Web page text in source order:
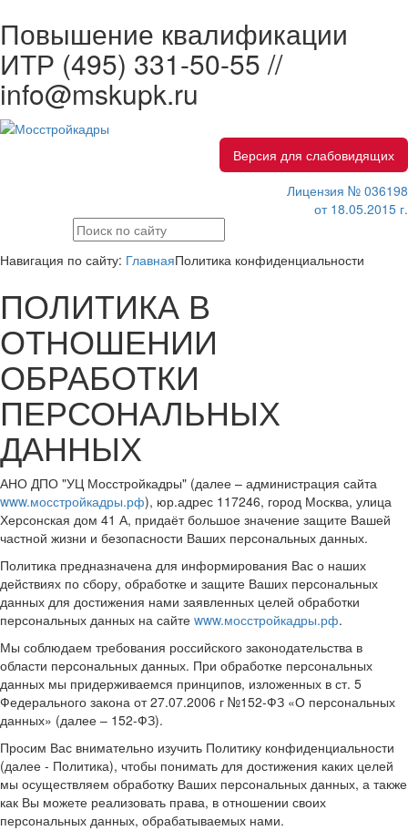
Повышение квалификации
ИТР (495) 331-50-55 //
info@mskupk.ru
Версия для слабовидящих
Лицензия № 036198
от 18.05.2015 г.
Навигация по сайту: ГлавнаяПолитика конфиденциальности
ПОЛИТИКА В
ОТНОШЕНИИ
ОБРАБОТКИ
ПЕРСОНАЛЬНЫХ
ДАННЫХ
АНО ДПО "УЦ Мосстройкадры" (далее – администрация сайта
www.мосстройкадры.рф), юр.адрес 117246, город Москва, улица
Херсонская дом 41 А, придаёт большое значение защите Вашей
частной жизни и безопасности Ваших персональных данных.
Политика предназначена для информирования Вас о наших
действиях по сбору, обработке и защите Ваших персональных
данных для достижения нами заявленных целей обработки
персональных данных на сайте www.мосстройкадры.рф.
Мы соблюдаем требования российского законодательства в
области персональных данных. При обработке персональных
данных мы придерживаемся принципов, изложенных в ст. 5
Федерального закона от 27.07.2006 г №152-ФЗ «О персональных
данных» (далее – 152-ФЗ).
Просим Вас внимательно изучить Политику конфиденциальности
(далее - Политика), чтобы понимать для достижения каких целей
мы осуществляем обработку Ваших персональных данных, а также
как Вы можете реализовать права, в отношении своих
персональных данных, обрабатываемых нами.